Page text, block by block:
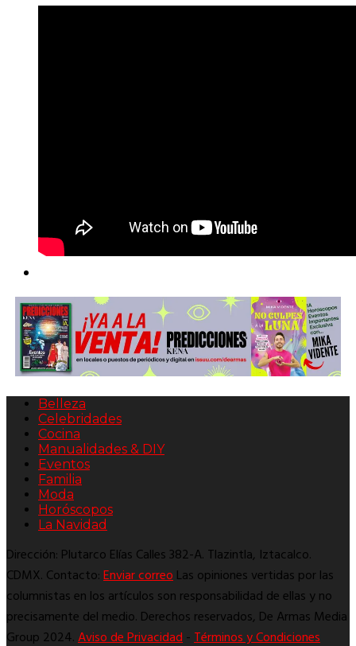
Belleza
Celebridades
Cocina
Manualidades & DIY
Eventos
Familia
Moda
Horóscopos
La Navidad
Dirección: Plutarco Elías Calles 382-A. Tlazintla, Iztacalco.
CDMX. Contacto:Enviar correoLas opiniones vertidas por las
columnistas en los artículos son responsabilidad de ellas y no
precisamente del medio. Derechos reservados, De Armas Media
Group 2024.Aviso de Privacidad-Términos y Condiciones